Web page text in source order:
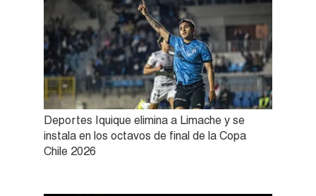
Deportes Iquique elimina a Limache y se
instala en los octavos de final de la Copa
Chile 2026